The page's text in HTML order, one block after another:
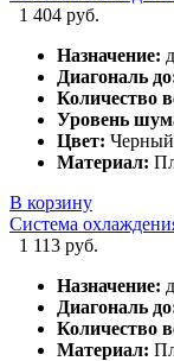
1 404 руб.
Назначение:
Диагональ
Количество
Уровень
Цвет: Черный
Материал:
В корзину
Система
1 113 руб.
Назначение:
Диагональ
Количество
Материал: